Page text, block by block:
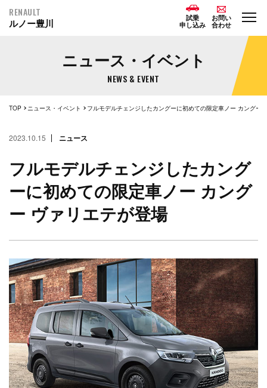
RENAULT
ルノー豊川
試乗
申し込み
お問い
合わせ
ニュース・イベント
NEWS & EVENT
TOP ニュース・イベント
2023.10.15 ニュース
フルモデルチェンジしたカング
ーに初めての限定車ノー カング
ー ヴァリエテが登場